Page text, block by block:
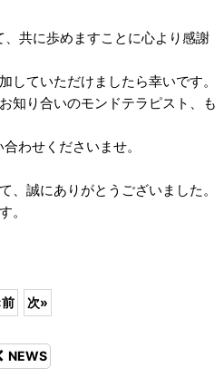
共に歩めますことに心より感謝
していただけましたら幸いです。
知り合いのモンドテラピスト、も
わせくださいませ。
、誠にありがとうございました。
。
前 次»
NEWS